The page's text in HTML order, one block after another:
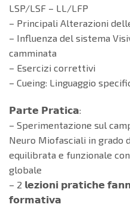
LSP/LSF – LL/LFP
– Principali Alterazioni
– Influenza del sistema
camminata
– Esercizi correttivi
– Cueing: Linguaggio
𝗣𝗮𝗿𝘁𝗲 𝗣𝗿𝗮𝘁𝗶𝗰𝗮:
– Sperimentazione sul
Neuro Miofasciali in grado
equilibrata e funzionale
globale
– 2 𝗹𝗲𝘇𝗶𝗼𝗻𝗶 𝗽𝗿𝗮𝘁𝗶𝗰𝗵𝗲
𝗳𝗼𝗿𝗺𝗮𝘁𝗶𝘃𝗮